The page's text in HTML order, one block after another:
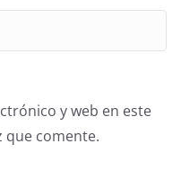
y web en este
que comente.